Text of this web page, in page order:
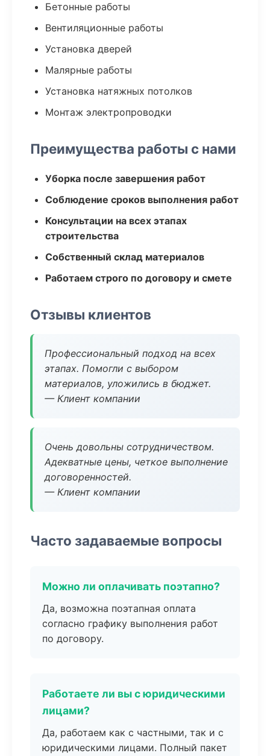
Бетонные работы
Вентиляционные работы
Установка дверей
Малярные работы
Установка натяжных потолков
Монтаж электропроводки
Преимущества работы с нами
Уборка после завершения работ
Соблюдение сроков выполнения работ
Консультации на всех этапах
строительства
Собственный склад материалов
Работаем строго по договору и смете
Отзывы клиентов
Профессиональный подход на всех
этапах. Помогли с выбором
материалов, уложились в бюджет.
— Клиент компании
Очень довольны сотрудничеством.
Адекватные цены, четкое выполнение
договоренностей.
— Клиент компании
Часто задаваемые вопросы
Можно ли оплачивать поэтапно?
Да, возможна поэтапная оплата
согласно графику выполнения работ
по договору.
Работаете ли вы с юридическими
лицами?
Да, работаем как с частными, так и с
юридическими лицами. Полный пакет